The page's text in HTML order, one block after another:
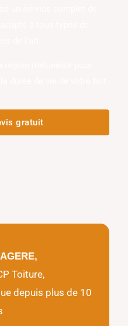
gratuit
Toiture,
depuis plus de 10